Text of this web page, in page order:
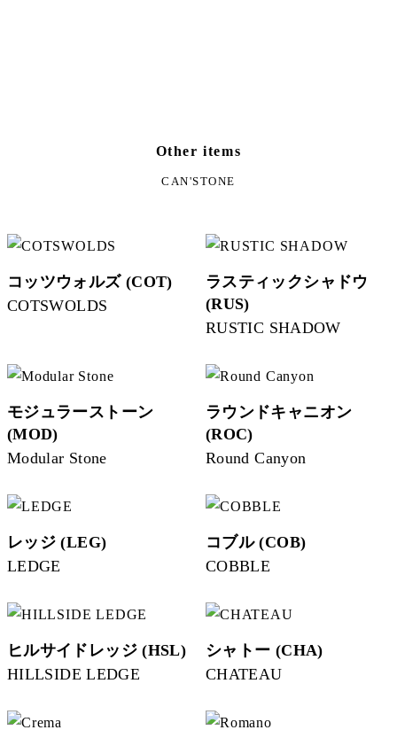
Other items
CAN'STONE
コッツウォルズ (COT)
COTSWOLDS
ラスティックシャドウ
(RUS)
RUSTIC SHADOW
モジュラーストーン
(MOD)
Modular Stone
ラウンドキャニオン
(ROC)
Round Canyon
レッジ (LEG)
LEDGE
コブル (COB)
COBBLE
ヒルサイドレッジ (HSL)
HILLSIDE LEDGE
シャトー (CHA)
CHATEAU